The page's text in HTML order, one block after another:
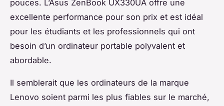
pouces. L’Asus ZenBook UX330UA offre une
excellente performance pour son prix et est idéal
pour les étudiants et les professionnels qui ont
besoin d’un ordinateur portable polyvalent et
abordable.
Il semblerait que les ordinateurs de la marque
Lenovo soient parmi les plus fiables sur le marché,